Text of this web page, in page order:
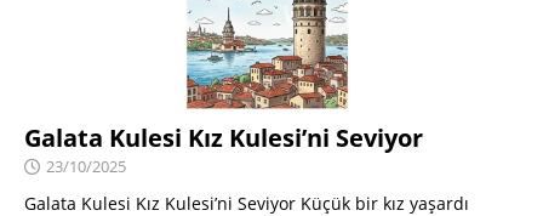
Galata Kulesi Kız Kulesi’ni Seviyor
23/10/2025
Galata Kulesi Kız Kulesi’ni Seviyor Küçük bir kız yaşardı